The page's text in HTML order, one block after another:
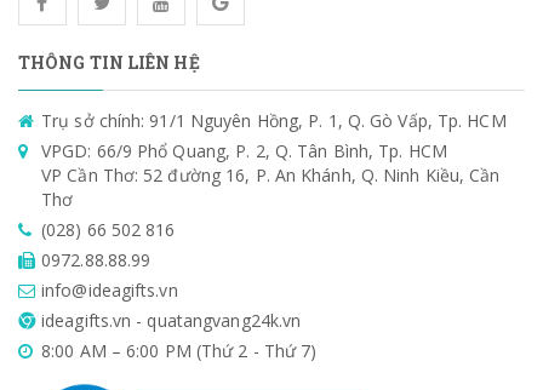
THÔNG TIN LIÊN HỆ
Trụ sở chính: 91/1 Nguyên Hồng, P. 1, Q. Gò Vấp, Tp. HCM
VPGD: 66/9 Phổ Quang, P. 2, Q. Tân Bình, Tp. HCM
VP Cần Thơ: 52 đường 16, P. An Khánh, Q. Ninh Kiều, Cần
Thơ
(028) 66 502 816
0972.88.88.99
info@ideagifts.vn
ideagifts.vn - quatangvang24k.vn
8:00 AM – 6:00 PM (Thứ 2 - Thứ 7)